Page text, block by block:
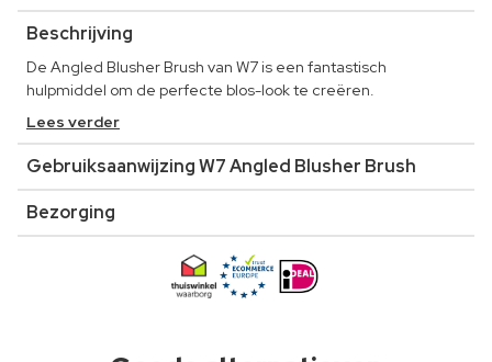
Beschrijving
De Angled Blusher Brush van W7 is een fantastisch
hulpmiddel om de perfecte blos-look te creëren.
Lees verder
Gebruiksaanwijzing W7 Angled Blusher Brush
Bezorging